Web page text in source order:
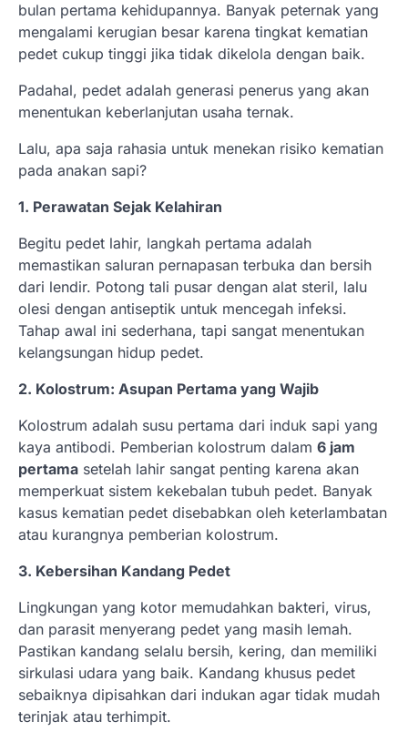
bulan pertama kehidupannya. Banyak peternak yang
mengalami kerugian besar karena tingkat kematian
pedet cukup tinggi jika tidak dikelola dengan baik.
Padahal, pedet adalah generasi penerus yang akan
menentukan keberlanjutan usaha ternak.
Lalu, apa saja rahasia untuk menekan risiko kematian
pada anakan sapi?
1. Perawatan Sejak Kelahiran
Begitu pedet lahir, langkah pertama adalah
memastikan saluran pernapasan terbuka dan bersih
dari lendir. Potong tali pusar dengan alat steril, lalu
olesi dengan antiseptik untuk mencegah infeksi.
Tahap awal ini sederhana, tapi sangat menentukan
kelangsungan hidup pedet.
2. Kolostrum: Asupan Pertama yang Wajib
Kolostrum adalah susu pertama dari induk sapi yang
kaya antibodi. Pemberian kolostrum dalam 6 jam
pertama setelah lahir sangat penting karena akan
memperkuat sistem kekebalan tubuh pedet. Banyak
kasus kematian pedet disebabkan oleh keterlambatan
atau kurangnya pemberian kolostrum.
3. Kebersihan Kandang Pedet
Lingkungan yang kotor memudahkan bakteri, virus,
dan parasit menyerang pedet yang masih lemah.
Pastikan kandang selalu bersih, kering, dan memiliki
sirkulasi udara yang baik. Kandang khusus pedet
sebaiknya dipisahkan dari indukan agar tidak mudah
terinjak atau terhimpit.